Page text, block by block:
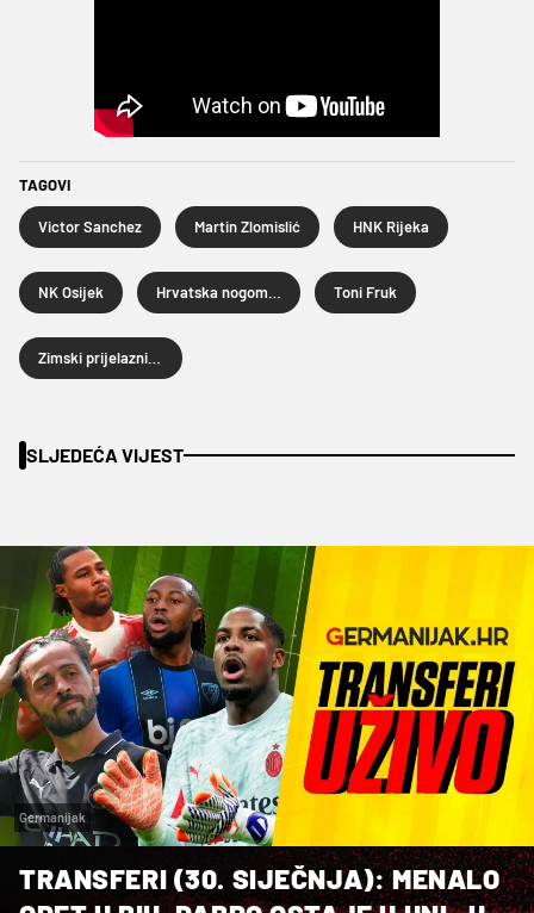
TAGOVI
Victor Sanchez Martin Zlomislić HNK Rijeka
NK Osijek Toni Fruk
SLJEDEĆA VIJEST
Germanijak
TRANSFERI (30. SIJEČNJA): MENALO